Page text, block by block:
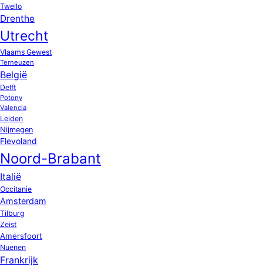
Twello
Drenthe
Utrecht
Vlaams Gewest
Terneuzen
België
Delft
Potony
Valencia
Leiden
Nijmegen
Flevoland
Noord-Brabant
Italië
Occitanie
Amsterdam
Tilburg
Zeist
Amersfoort
Nuenen
Frankrijk